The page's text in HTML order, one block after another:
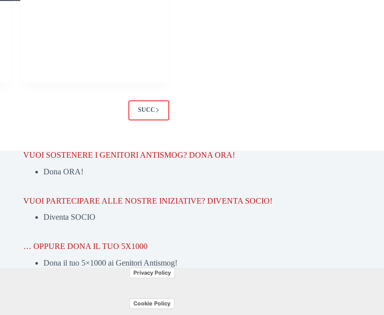
SUCC
VUOI SOSTENERE I GENITORI ANTISMOG? DONA ORA!
Dona ORA!
VUOI PARTECIPARE ALLE NOSTRE INIZIATIVE? DIVENTA SOCIO!
Diventa SOCIO
… OPPURE DONA IL TUO 5X1000
Dona il tuo 5×1000 ai Genitori Antismog!
Privacy Policy
Cookie Policy